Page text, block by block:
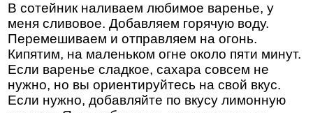
В сотейник наливаем любимое варенье, у
меня сливовое. Добавляем горячую воду.
Перемешиваем и отправляем на огонь.
Кипятим, на маленьком огне около пяти минут.
Если варенье сладкое, сахара совсем не
нужно, но вы ориентируйтесь на свой вкус.
Если нужно, добавляйте по вкусу лимонную